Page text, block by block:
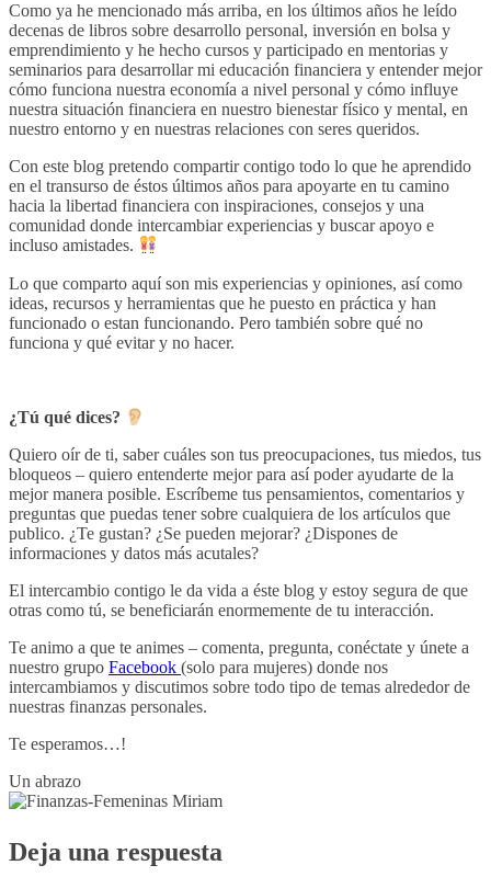
Como ya he mencionado más arriba, en los últimos años he leído
decenas de libros sobre desarrollo personal, inversión en bolsa y
emprendimiento y he hecho cursos y participado en mentorias y
seminarios para desarrollar mi educación financiera y entender mejor
cómo funciona nuestra economía a nivel personal y cómo influye
nuestra situación financiera en nuestro bienestar físico y mental, en
nuestro entorno y en nuestras relaciones con seres queridos.
Con este blog pretendo compartir contigo todo lo que he aprendido
en el transurso de éstos últimos años para apoyarte en tu camino
hacia la libertad financiera con inspiraciones, consejos y una
comunidad donde intercambiar experiencias y buscar apoyo e
incluso amistades.
Lo que comparto aquí son mis experiencias y opiniones, así como
ideas, recursos y herramientas que he puesto en práctica y han
funcionado o estan funcionando. Pero también sobre qué no
funciona y qué evitar y no hacer.
¿Tú qué dices?
Quiero oír de ti, saber cuáles son tus preocupaciones, tus miedos, tus
bloqueos – quiero entenderte mejor para así poder ayudarte de la
mejor manera posible. Escríbeme tus pensamientos, comentarios y
preguntas que puedas tener sobre cualquiera de los artículos que
publico. ¿Te gustan? ¿Se pueden mejorar? ¿Dispones de
informaciones y datos más acutales?
El intercambio contigo le da vida a éste blog y estoy segura de que
otras como tú, se beneficiarán enormemente de tu interacción.
Te animo a que te animes – comenta, pregunta, conéctate y únete a
nuestro grupo Facebook (solo para mujeres) donde nos
intercambiamos y discutimos sobre todo tipo de temas alrededor de
nuestras finanzas personales.
Te esperamos…!
Un abrazo
Deja una respuesta